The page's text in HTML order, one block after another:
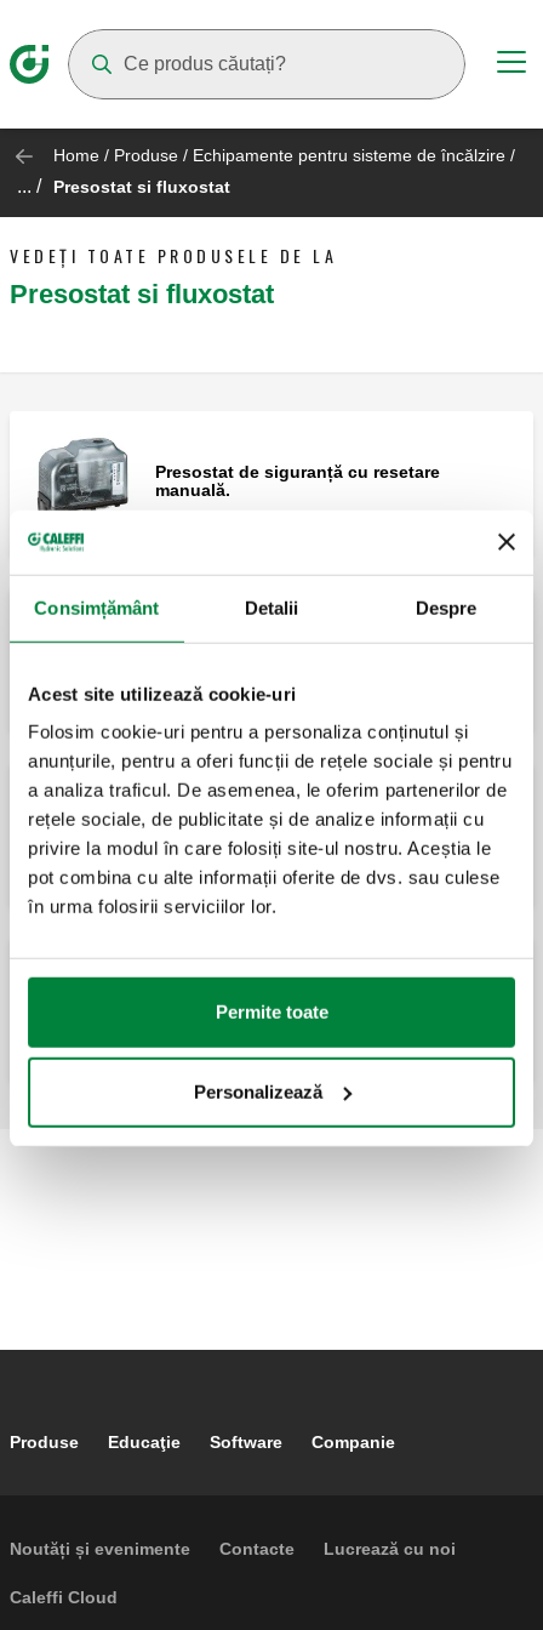
Consimțământ Detalii Despre
Acest site utilizează cookie-uri
Folosim cookie-uri pentru a personaliza conținutul și
anunțurile, pentru a oferi funcții de rețele sociale și pentru
a analiza traficul. De asemenea, le oferim partenerilor de
rețele sociale, de publicitate și de analize informații cu
privire la modul în care folosiți site-ul nostru. Aceștia le
pot combina cu alte informații oferite de dvs. sau culese
în urma folosirii serviciilor lor.
Permite toate
Personalizează
Home / Produse / Echipamente pentru sisteme de încălzire /
... / Presostat si fluxostat
VEDEȚI TOATE PRODUSELE DE LA
Presostat si fluxostat
Presostat de siguranță cu resetare
manuală.
Presostat pentru autoclave și aplicații
Presostat de presiune minimă, cu resetare
manuală.
Comutator cu plutitor, 250 V - 10 A.
Footer main navigation
Produse Educaţie Software Companie
Footer secondary navigation
Noutăți și evenimente Contacte Lucrează cu noi
Caleffi Cloud